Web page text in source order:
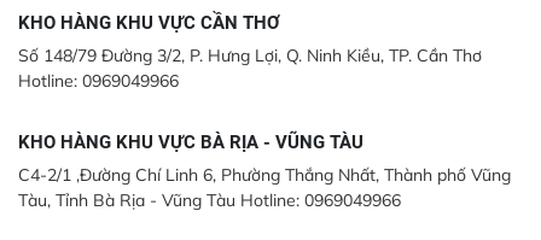
KHO HÀNG KHU VỰC CẦN THƠ
Số 148/79 Đường 3/2, P. Hưng Lợi, Q. Ninh Kiều, TP. Cần Thơ
Hotline: 0969049966
KHO HÀNG KHU VỰC BÀ RỊA - VŨNG TÀU
C4-2/1 ,Đường Chí Linh 6, Phường Thắng Nhất, Thành phố Vũng
Tàu, Tỉnh Bà Rịa - Vũng Tàu Hotline: 0969049966